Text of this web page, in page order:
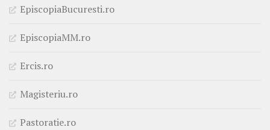
EpiscopiaBucuresti.ro
EpiscopiaMM.ro
Ercis.ro
Magisteriu.ro
Pastoratie.ro